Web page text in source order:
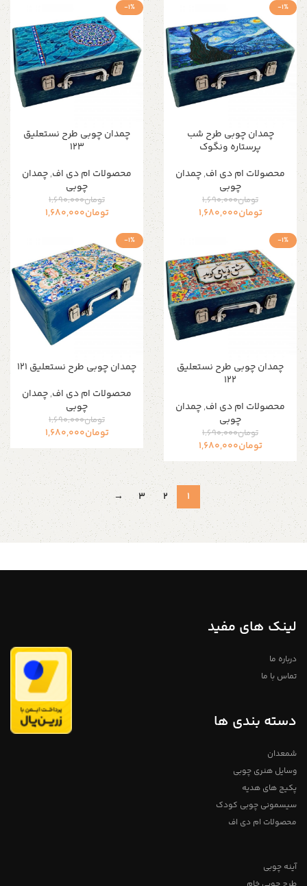
-1%
چمدان چوبی طرح شب
پرستاره ونگوک
محصولات ام دی اف,چمدان
چوبی
تومان1,690,000
تومان1,680,000
-1%
چمدان چوبی طرح نستعلیق
۱۲۳
محصولات ام دی اف,چمدان
چوبی
تومان1,690,000
تومان1,680,000
-1%
چمدان چوبی طرح نستعلیق
۱۲۲
محصولات ام دی اف,چمدان
چوبی
تومان1,690,000
تومان1,680,000
-1%
چمدان چوبی طرح نستعلیق ۱۲۱
محصولات ام دی اف,چمدان
چوبی
تومان1,690,000
تومان1,680,000
1
2
3
→
لینک های مفید
درباره ما
تماس با ما
دسته بندی ها
شمعدان
وسایل هنری چوبی
پکیج های هدیه
سیسمونی چوبی کودک
محصولات ام دی اف
آینه چوبی